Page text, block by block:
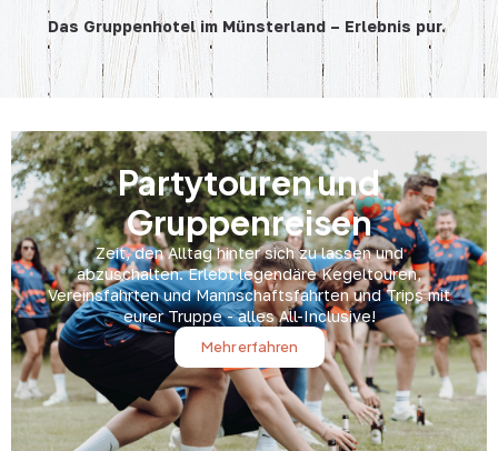
Das Gruppenhotel im Münsterland – Erlebnis pur.
Partytouren und
Gruppenreisen
Zeit, den Alltag hinter sich zu lassen und
abzuschalten. Erlebt legendäre Kegeltouren,
Vereinsfahrten und Mannschaftsfahrten und Trips mit
eurer Truppe - alles All-Inclusive!
Mehr erfahren